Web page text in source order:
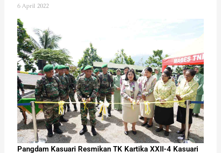
6 April 2022
Pangdam Kasuari Resmikan TK Kartika XXII-4 Kasuari